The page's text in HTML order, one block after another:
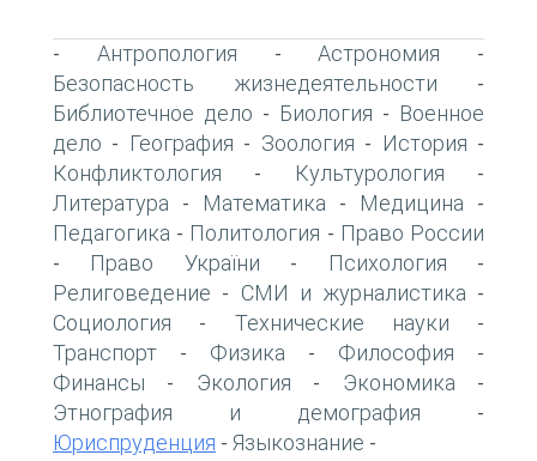
- Антропология -Астрономия -
Безопасность жизнедеятельности -
Библиотечное дело - Биология - Военное
дело - География - Зоология - История -
Конфликтология - Культурология -
Литература - Математика - Медицина -
Педагогика - Политология - Право России
- Право України - Психология -
Религоведение - СМИ и журналистика -
Социология - Технические науки -
Транспорт - Физика - Философия -
Финансы - Экология - Экономика -
Этнография и демография -
Юриспруденция - Языкознание -